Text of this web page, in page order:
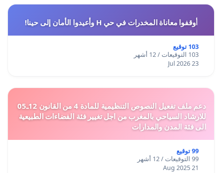
أوقفوا معاناة المخدرات في حي H وأعيدوا الأمان إلى حينا!
103 توقيع
103 التوقيعات / 12 أشهر
23 Jul 2026
دعم ملف تفعيل النصوص التنظيمية للمادة 4 من القانون 12ـ05
للارشاد السياحي بالمغرب من اجل تغيير فئة الفضاءات الطبيعية
الى فئة المدن والمدارات
99 توقيع
99 التوقيعات / 12 أشهر
21 Aug 2025